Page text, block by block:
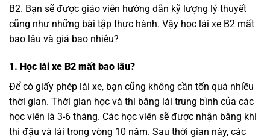
B2. Bạn sẽ được giáo viên hướng dẫn kỹ lượng lý thuyết
cũng như những bài tập thực hành. Vậy học lái xe B2 mất
bao lâu và giá bao nhiêu?
1. Học lái xe B2 mất bao lâu?
Để có giấy phép lái xe, bạn cũng không cần tốn quá nhiều
thời gian. Thời gian học và thi bằng lái trung bình của các
học viên là 3-6 tháng. Các học viên sẽ được nhận bằng khi
thi đậu và lái trong vòng 10 năm. Sau thời gian này, các